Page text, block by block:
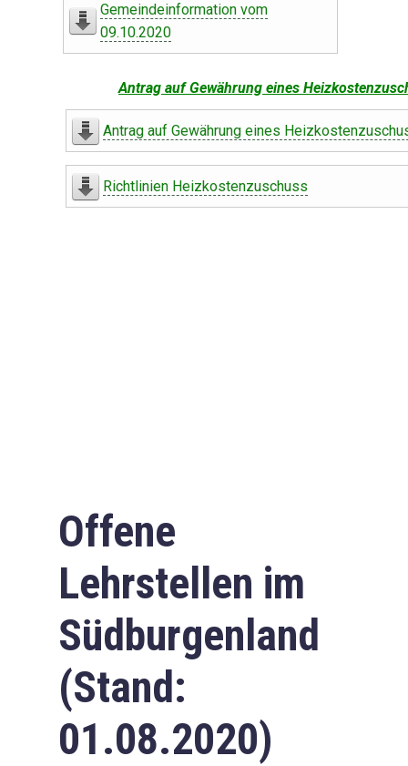
Gemeindeinformation vom
09.10.2020
Antrag auf Gewährung eines
Antrag auf Gewährung eines
Richtlinien Heizkostenzuschuss
Offene
Lehrstellen im
Südburgenland
(Stand:
01.08.2020)